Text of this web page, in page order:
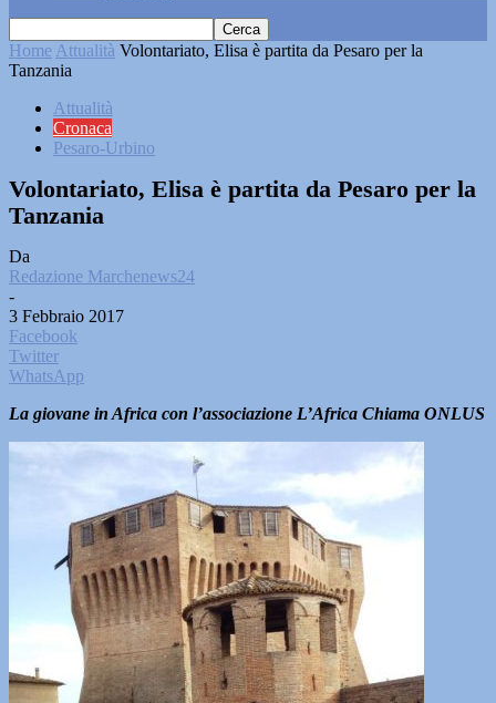
Home Attualità Volontariato, Elisa è partita da Pesaro per la
Tanzania
Attualità
Cronaca
Pesaro-Urbino
Volontariato, Elisa è partita da Pesaro per la
Tanzania
Da
Redazione Marchenews24
-
3 Febbraio 2017
Facebook
Twitter
WhatsApp
La giovane in Africa con l’associazione L’Africa Chiama ONLUS